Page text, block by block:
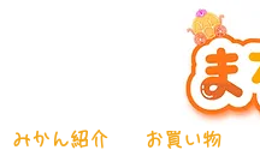
みかん紹介 お買い物